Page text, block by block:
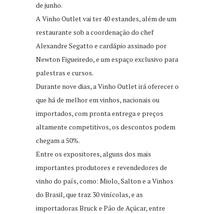
de junho.
A Vinho Outlet vai ter 40 estandes, além de um
restaurante sob a coordenação do chef
Alexandre Segatto e cardápio assinado por
Newton Figueiredo, e um espaço exclusivo para
palestras e cursos.
Durante nove dias, a Vinho Outlet irá oferecer o
que há de melhor em vinhos, nacionais ou
importados, com pronta entrega e preços
altamente competitivos, os descontos podem
chegam a 50%.
Entre os expositores, alguns dos mais
importantes produtores e revendedores de
vinho do país, como: Miolo, Salton e a Vinhos
do Brasil, que traz 30 vinícolas, e as
importadoras Bruck e Pão de Açúcar, entre